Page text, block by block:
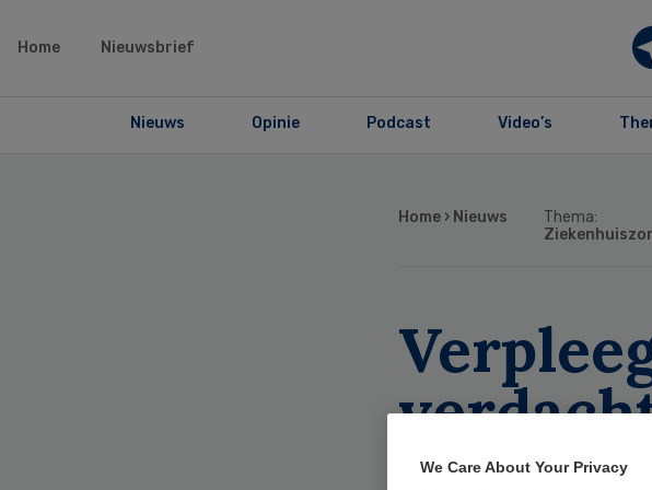
Home Nieuwsbrief
Nieuws Opinie Podcast Video’s
Home › Nieuws
Thema:
We Care About Your Privacy